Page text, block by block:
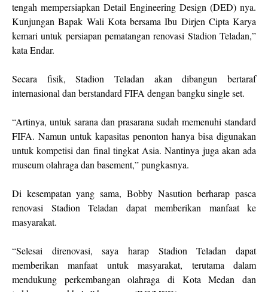
tengah mempersiapkan Detail Engineering Design (DED) nya.
Kunjungan Bapak Wali Kota bersama Ibu Dirjen Cipta Karya
kemari untuk persiapan pematangan renovasi Stadion Teladan,”
kata Endar.
Secara fisik, Stadion Teladan akan dibangun bertaraf
internasional dan berstandard FIFA dengan bangku single set.
“Artinya, untuk sarana dan prasarana sudah memenuhi standard
FIFA. Namun untuk kapasitas penonton hanya bisa digunakan
untuk kompetisi dan final tingkat Asia. Nantinya juga akan ada
museum olahraga dan basement,” pungkasnya.
Di kesempatan yang sama, Bobby Nasution berharap pasca
renovasi Stadion Teladan dapat memberikan manfaat ke
masyarakat.
“Selesai direnovasi, saya harap Stadion Teladan dapat
memberikan manfaat untuk masyarakat, terutama dalam
mendukung perkembangan olahraga di Kota Medan dan